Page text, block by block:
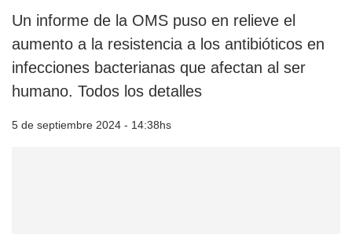
Un informe de la OMS puso en relieve el
aumento a la resistencia a los antibióticos en
infecciones bacterianas que afectan al ser
humano. Todos los detalles
5 de septiembre 2024 - 14:38hs